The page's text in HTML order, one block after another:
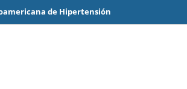
de Hipertensión